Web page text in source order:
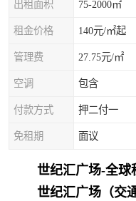
出租面积 75-2000㎡
租金价格 140元/㎡起
管理费 27.75元/㎡
空调 包含
付款方式 押二付一
免租期 面议
世纪汇广场-全球
世纪汇广场（交
宝安西乡
龙华观澜